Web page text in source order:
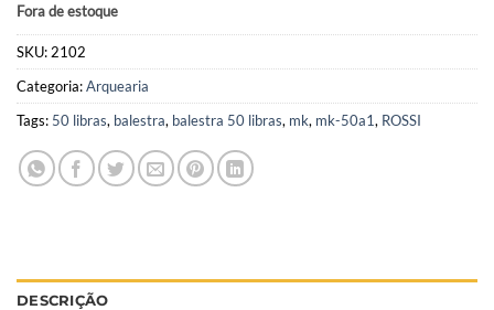
Fora de estoque
SKU: 2102
Categoria:Arquearia
Tags: 50 libras, balestra, balestra 50 libras, mk, mk-50a1, ROSSI
DESCRIÇÃO